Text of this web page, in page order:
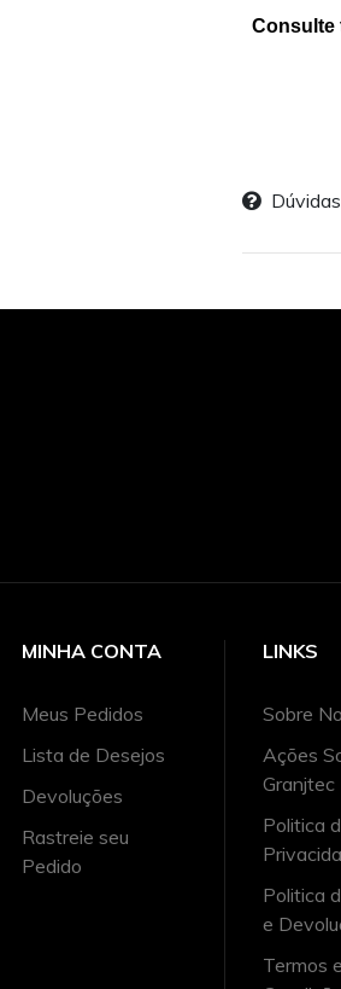
Consulte
MINHA CONTA
Meus Pedidos
Lista de Desejos
Devoluções
Rastreie seu
Pedido
LINKS
Sobre
Ações
Granjtec
Politica
Politica
e
Termos e